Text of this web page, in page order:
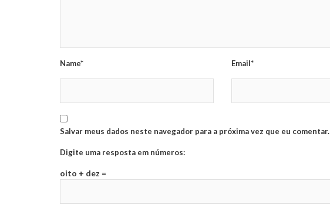
Name* Email*
Salvar meus dados neste navegador para a próxima vez que eu comentar.
Digite uma resposta em números:
oito + dez =